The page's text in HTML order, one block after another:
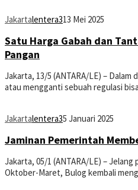
Jakartalentera313 Mei 2025
Satu Harga Gabah dan
Pangan
Jakarta, 13/5 (ANTARA/LE) –
atau mengganti sebuah regulasi
Jakartalentera35 Januari 2025
Jaminan Pemerintah
Jakarta, 05/1 (ANTARA/LE) – Jelang
Oktober-Maret, Bulog kembali